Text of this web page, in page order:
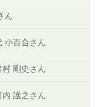
ん
小百合さん
剛史さん
護之さん